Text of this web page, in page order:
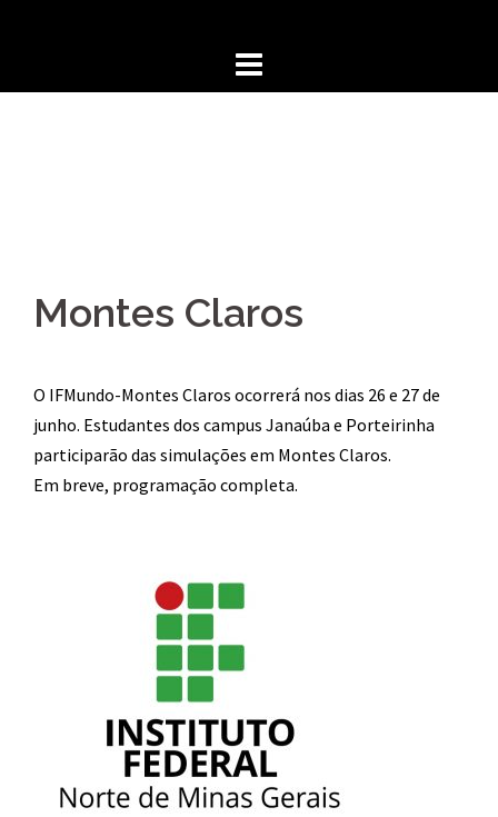
Montes Claros
O IFMundo-Montes Claros ocorrerá nos dias 26 e 27 de
junho. Estudantes dos campus Janaúba e Porteirinha
participarão das simulações em Montes Claros.
Em breve, programação completa.